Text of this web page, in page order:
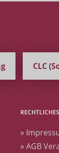
CLC
RECHTLICHES
»
» AGB